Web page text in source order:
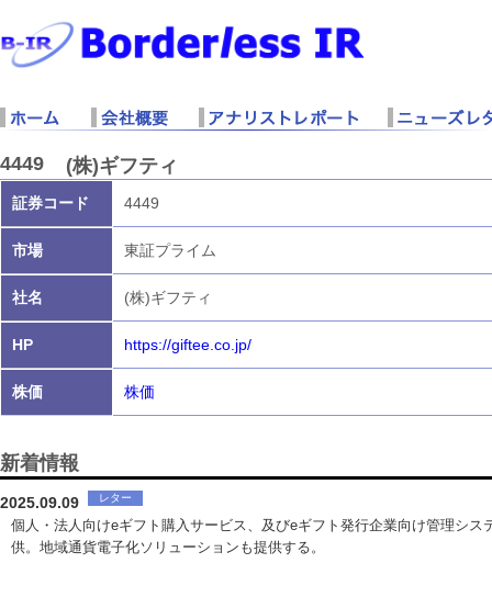
4449 (株)ギフティ
証券コード 4449
市場 東証プライム
社名 (株)ギフティ
HP https://giftee.co.jp/
株価 株価
新着情報
2025.09.09 レター
個人・法人向けeギフト購入サービス、及びeギフト発行企業向け管理シス
供。地域通貨電子化ソリューションも提供する。